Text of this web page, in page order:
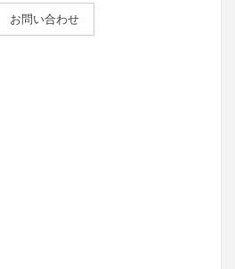
お問い合わせ